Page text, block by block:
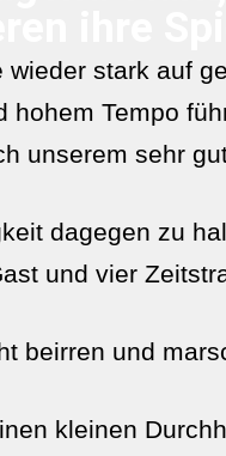
stark auf
Tempo
unserem sehr
dagegen zu
und vier
beirren und
kleinen